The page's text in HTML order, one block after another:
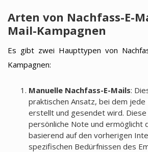
Arten von Nachfass-E-
Mail-Kampagnen
Es gibt zwei Haupttypen von
Kampagnen:
Manuelle Nachfass-E-Mails:
praktischen Ansatz, bei dem jede
erstellt und gesendet wird.
persönliche Note und ermöglicht
basierend auf den vorherigen
spezifischen Bedürfnissen des